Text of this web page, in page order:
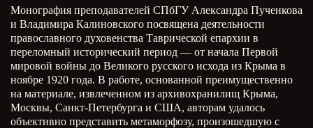
Монография преподавателей СПбГУ Александра Пученкова
и Владимира Калиновского посвящена деятельности
православного духовенства Таврической епархии в
переломный исторический период — от начала Первой
мировой войны до Великого русского исхода из Крыма в
ноябре 1920 года. В работе, основанной преимущественно
на материале, извлеченном из архивохранилищ Крыма,
Москвы, Санкт-Петербурга и США, авторам удалось
объективно представить метаморфозу, произошедшую с